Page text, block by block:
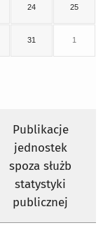
24 25
31 1
Publikacje
jednostek
spoza służb
statystyki
publicznej